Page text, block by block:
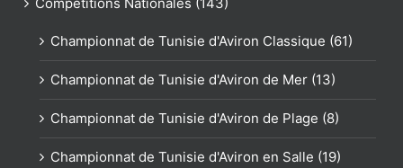
Championnat de Tunisie d'Aviron Classique (61)
Championnat de Tunisie d'Aviron de Mer (13)
Championnat de Tunisie d'Aviron de Plage (8)
Championnat de Tunisie d'Aviron en Salle (19)